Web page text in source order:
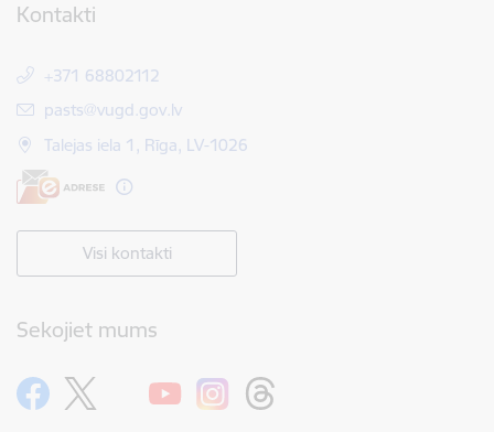
Kontakti
+371 68802112
E-pasts:
pasts@vugd.gov.lv
Talejas iela 1, Rīga, LV-1026
Visi kontakti
Sekojiet mums